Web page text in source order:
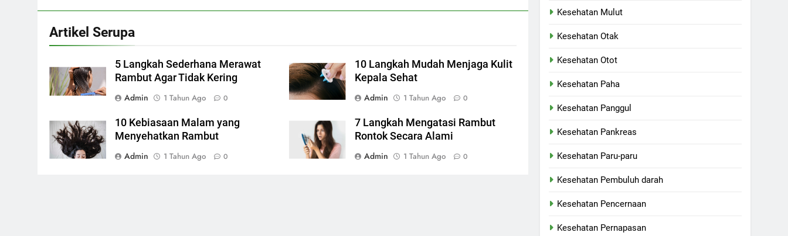
Artikel Serupa
5 Langkah Sederhana Merawat
Rambut Agar Tidak Kering
Admin
1 Tahun Ago 0
10 Langkah Mudah Menjaga Kulit
Kepala Sehat
Admin
1 Tahun Ago 0
10 Kebiasaan Malam yang
Menyehatkan Rambut
Admin
1 Tahun Ago 0
7 Langkah Mengatasi Rambut
Rontok Secara Alami
Admin
1 Tahun Ago 0
Kesehatan Mulut
Kesehatan Otak
Kesehatan Otot
Kesehatan Paha
Kesehatan Panggul
Kesehatan Pankreas
Kesehatan Paru-paru
Kesehatan Pembuluh darah
Kesehatan Pencernaan
Kesehatan Pernapasan